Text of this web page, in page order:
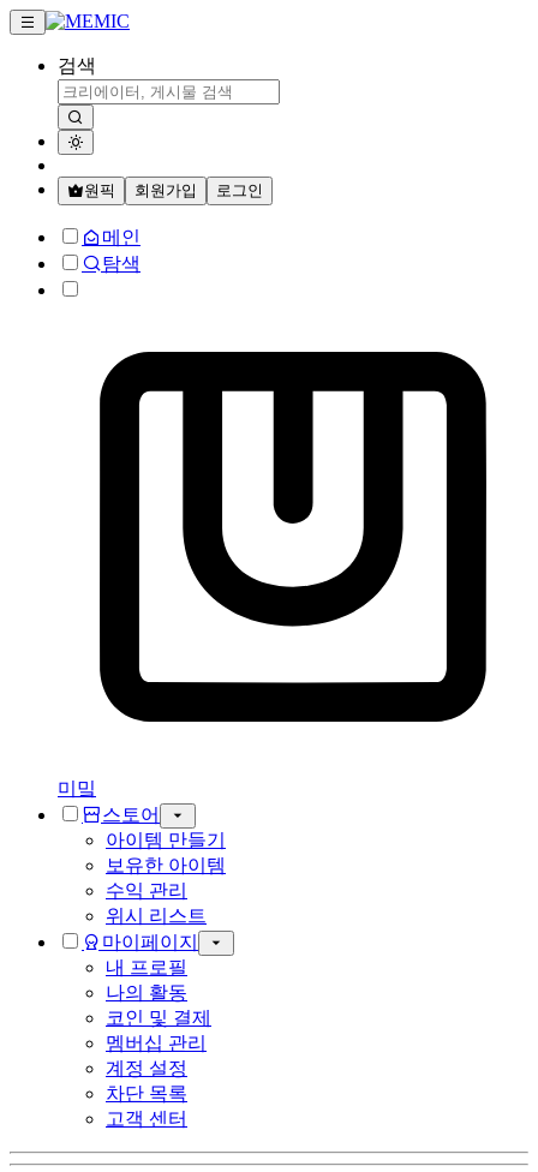
검색
원픽 회원가입 로그인
메인
탐색
미밐
스토어
아이템 만들기
보유한 아이템
수익 관리
위시 리스트
마이페이지
내 프로필
나의 활동
코인 및 결제
멤버십 관리
계정 설정
차단 목록
고객 센터